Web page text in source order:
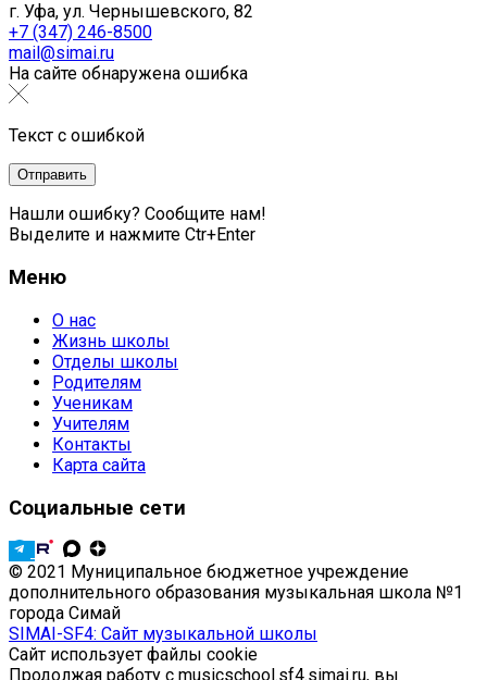
г. Уфа, ул. Чернышевского, 82
+7 (347) 246-8500
mail@simai.ru
На сайте обнаружена ошибка
Текст с ошибкой
Нашли ошибку? Сообщите нам!
Выделите и нажмите Ctr+Enter
Меню
О нас
Жизнь школы
Отделы школы
Родителям
Ученикам
Учителям
Контакты
Карта сайта
Социальные сети
© 2021 Муниципальное бюджетное учреждение
дополнительного образования музыкальная школа №1
города Симай
SIMAI-SF4: Сайт музыкальной школы
Сайт использует файлы cookie
Продолжая работу с musicschool.sf4.simai.ru, вы